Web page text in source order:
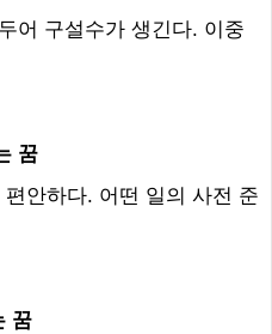
어 구설수가 생긴다. 이중
꿈
안하다. 어떤 일의 사전 준
꿈